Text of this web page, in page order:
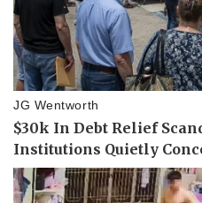
Pháp luật
Vụ án
Tin nóng
Tư vấn luật